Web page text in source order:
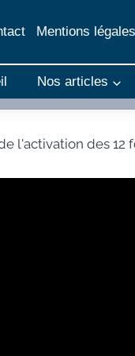
Mentions légales
Nos articles
l'activation des